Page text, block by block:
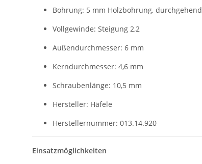
Bohrung: 5 mm Holzbohrung, durchgehend
Vollgewinde: Steigung 2,2
Außendurchmesser: 6 mm
Kerndurchmesser: 4,6 mm
Schraubenlänge: 10,5 mm
Hersteller: Häfele
Herstellernummer: 013.14.920
Einsatzmöglichkeiten